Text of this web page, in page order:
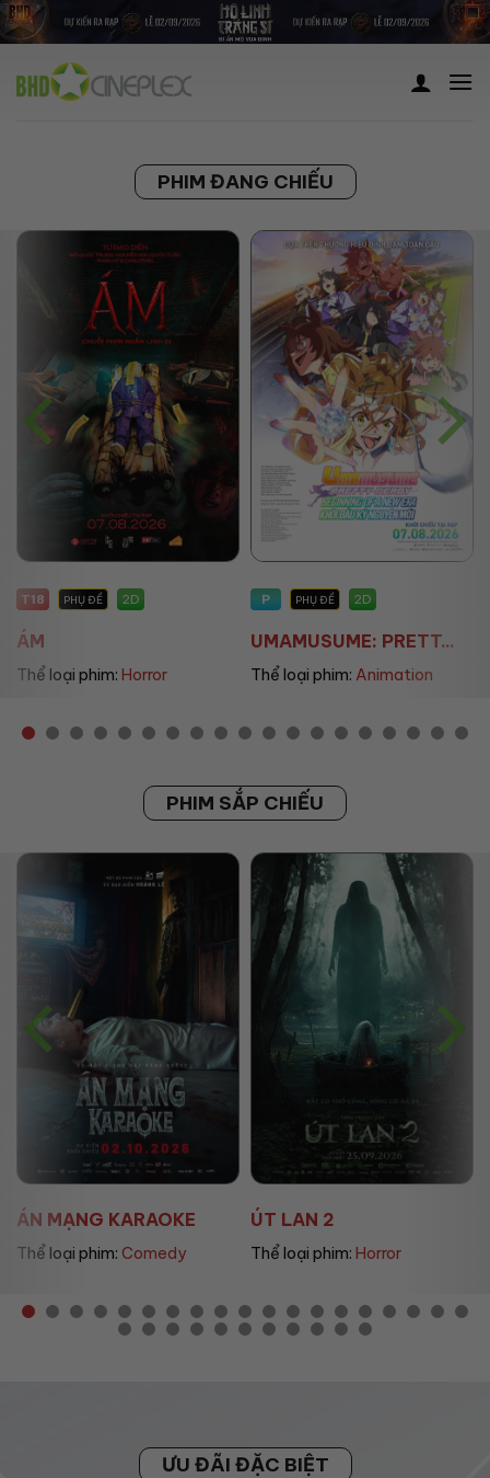
Skip
to
content
PHIM ĐANG CHIẾU
PHỤ ĐỀ 2D
UMAMUSUME: PRETT...
Thể loại phim:Animation
PHỤ ĐỀ/LỒNG TIẾNG
THE LAND OF SOME...
Thể loại phim:Animation
PHIM SẮP CHIẾU
ÚT LAN 2
Thể loại phim:Horror
MẸ MÌN
Thể loại phim:Drama
ƯU ĐÃI ĐẶC BIỆT